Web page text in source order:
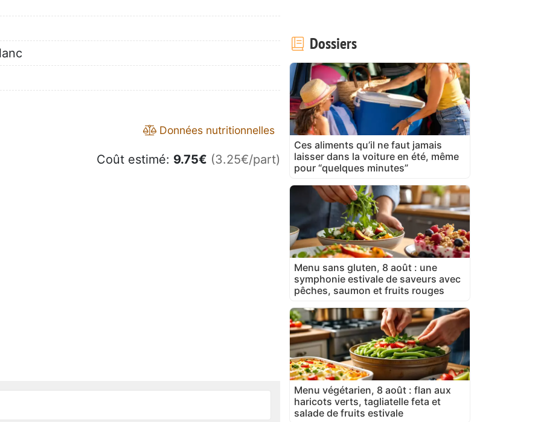
Données nutritionnelles
Coût estimé: 9.75€ (3.25€/part)
Dossiers
Ces aliments qu’il ne faut jamais
laisser dans la voiture en été, même
pour “quelques minutes”
Menu sans gluten, 8 août : une
symphonie estivale de saveurs avec
pêches, saumon et fruits rouges
Menu végétarien, 8 août : flan aux
haricots verts, tagliatelle feta et
salade de fruits estivale